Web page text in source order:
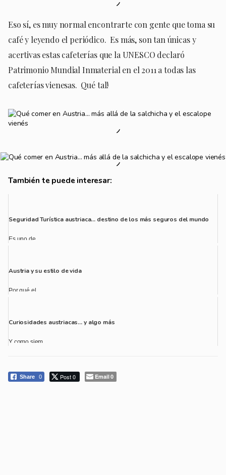
Eso sí, es muy normal encontrarte con gente que toma su
café y leyendo el periódico. Es más, son tan únicas y
acertivas estas cafeterías que la UNESCO declaró
Patrimonio Mundial Inmaterial en el 2011 a todas las
cafeterías vienesas. Qué tal!
También te puede interesar:
Seguridad Turística austriaca… destino de los más seguros del mundo
Es uno de...
Austria y su estilo de vida
Por qué el ...
Curiosidades austriacas… y algo más
Y como siem...
Share 0 Post 0 Email0